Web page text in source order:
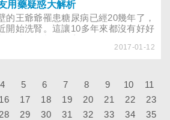
糖尿病不是自己一個人的疾病，而是
共同的挑戰。當罹病已成事實，該怎
才能擺脫恐慌、不安的負面情緒，學
疾病共存、活得自在呢？這是家屬與
用藥疑惑大解析
的王爺爺罹患糖尿病已經20幾年了，
開始洗腎。這讓10多年來都沒有好好
規律服用降血糖藥，很怕吃太多藥會傷
2017-01-12
4 5 6 7 8 9 10
11
16 17 18 19 20 21 22
23
28 29 30 31 32 33 34
35